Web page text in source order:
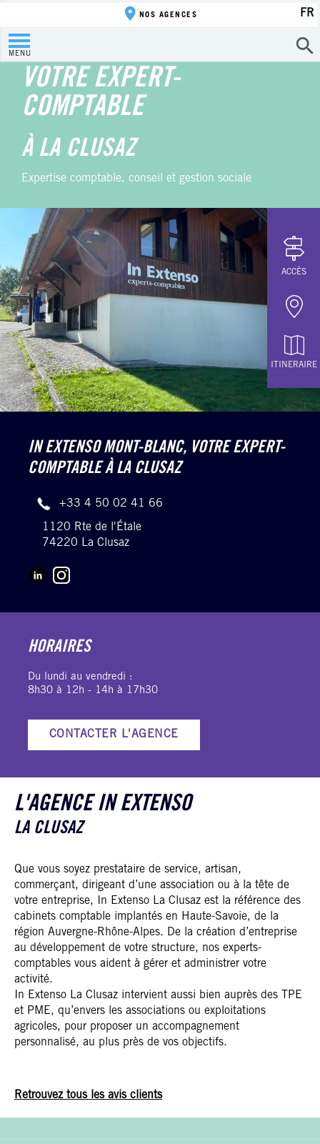
MENU
NOS AGENCES FR
VOTRE EXPERT-
COMPTABLE
À LA CLUSAZ
Expertise comptable, conseil et gestion sociale
ACCÈS
ITINERAIRE
IN EXTENSO MONT-BLANC, VOTRE EXPERT-
COMPTABLE À LA CLUSAZ
+33 4 50 02 41 66
1120 Rte de l'Étale
74220 La Clusaz
HORAIRES
Du lundi au vendredi :
8h30 à 12h - 14h à 17h30
CONTACTER L'AGENCE
L'AGENCE IN EXTENSO
LA CLUSAZ
Que vous soyez prestataire de service, artisan,
commerçant, dirigeant d’une association ou à la tête de
votre entreprise, In Extenso La Clusaz est la référence des
cabinets comptable implantés en Haute-Savoie, de la
région Auvergne-Rhône-Alpes. De la création d’entreprise
au développement de votre structure, nos experts-
comptables vous aident à gérer et administrer votre
activité.
In Extenso La Clusaz intervient aussi bien auprès des TPE
et PME, qu’envers les associations ou exploitations
agricoles, pour proposer un accompagnement
personnalisé, au plus près de vos objectifs.
Retrouvez tous les avis clients